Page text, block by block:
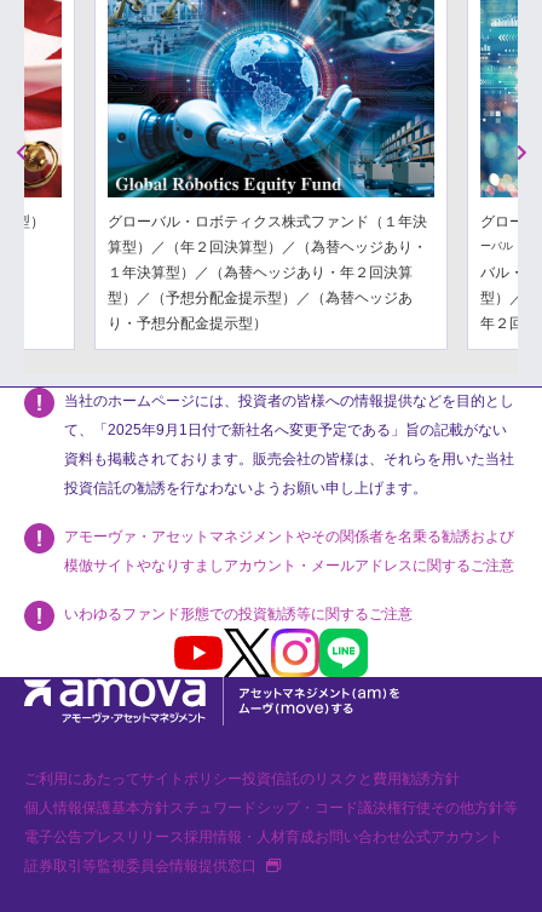
Previous
型）
グローバル・ロボティクス株式ファンド（１年決
算型）／（年２回決算型）／（為替ヘッジあり・
１年決算型）／（為替ヘッジあり・年２回決算
型）／（予想分配金提示型）／（為替ヘッジあ
り・予想分配金提示型）
グロー
ーバル・フ
バル・フ
型）／（
年２回決
Next
当社のホームページには、投資者の皆様への情報提供などを目的とし
て、「2025年9月1日付で新社名へ変更予定である」旨の記載がない
資料も掲載されております。販売会社の皆様は、それらを用いた当社
投資信託の勧誘を行なわないようお願い申し上げます。
アモーヴァ・アセットマネジメントやその関係者を名乗る勧誘および
模倣サイトやなりすましアカウント・メールアドレスに関するご注意
いわゆるファンド形態での投資勧誘等に関するご注意
Youtube X InstagramLINE
ご利用にあたってサイトポリシー投資信託のリスクと費用勧誘方針
個人情報保護基本方針スチュワードシップ・コード議決権行使その他方針等
電子公告プレスリリース採用情報・人材育成お問い合わせ公式アカウント
証券取引等監視委員会情報提供窓口